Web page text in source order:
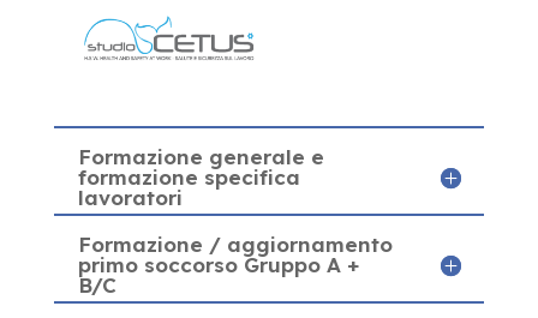
Formazione generale e
formazione specifica
lavoratori
Formazione / aggiornamento
primo soccorso Gruppo A +
B/C